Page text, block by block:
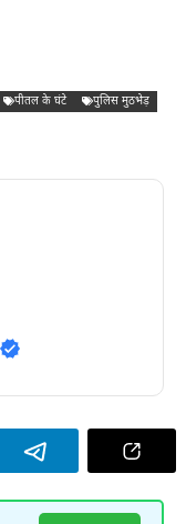
पीतल के घंटे पुलिस मुठभेड़